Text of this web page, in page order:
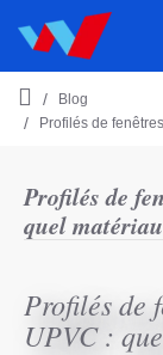
Profilés de
quel
Blog
Profilés de
Profilés de
UPVC :